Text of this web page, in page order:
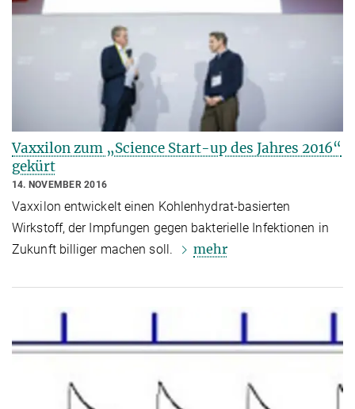
Vaxxilon zum „Science Start-up des Jahres 2016“
gekürt
14. NOVEMBER 2016
Vaxxilon entwickelt einen Kohlenhydrat-basierten
Wirkstoff, der Impfungen gegen bakterielle Infektionen in
Zukunft billiger machen soll.
mehr